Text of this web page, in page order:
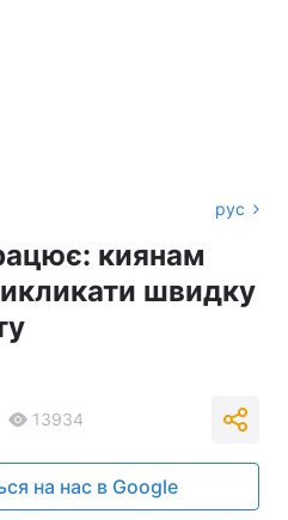
рус
киянам
швидку
13934
на нас в Google